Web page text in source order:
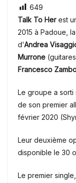
649
Talk To Herest
2015 à Padoue,
d’Andrea
Murrone
Francesco
Le groupe a sorti
de son premier
février 2020
Leur deuxième
disponible le 30
Le premier